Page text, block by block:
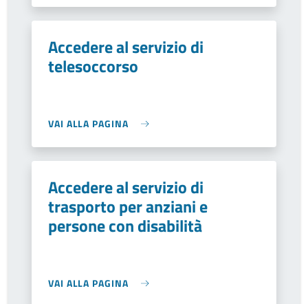
Accedere al servizio di
telesoccorso
VAI ALLA PAGINA
Accedere al servizio di
trasporto per anziani e
persone con disabilità
VAI ALLA PAGINA